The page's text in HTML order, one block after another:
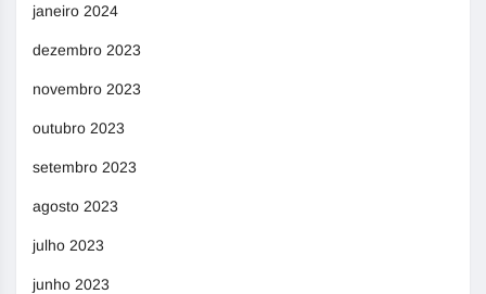
janeiro 2024
dezembro 2023
novembro 2023
outubro 2023
setembro 2023
agosto 2023
julho 2023
junho 2023